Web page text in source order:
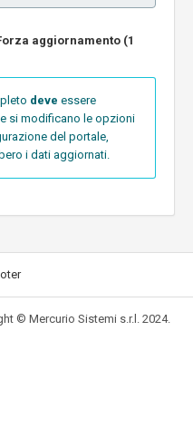
aggiornamento (1
deve essere
si modificano le opzioni
del portale,
i dati aggiornati.
© Mercurio Sistemi s.r.l. 2024.